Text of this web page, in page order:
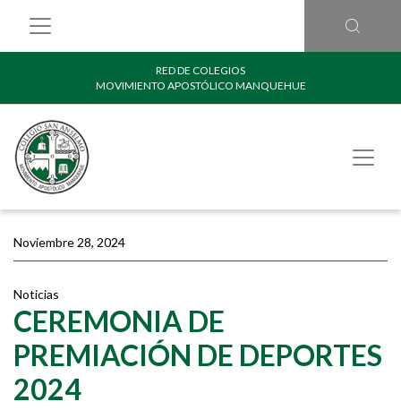
RED DE COLEGIOS
MOVIMIENTO APOSTÓLICO MANQUEHUE
Noviembre 28, 2024
Noticias
CEREMONIA DE
PREMIACIÓN DE DEPORTES
2024